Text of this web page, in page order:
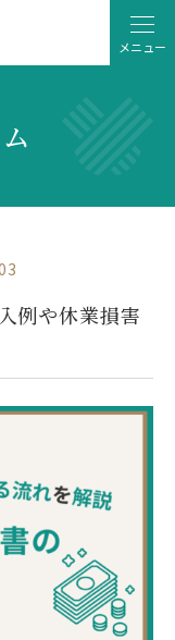
メニュー
例や休業損害